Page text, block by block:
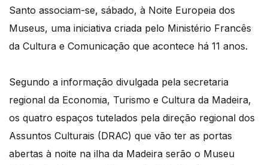
Santo associam-se, sábado, à Noite Europeia dos
Museus, uma iniciativa criada pelo Ministério Francês
da Cultura e Comunicação que acontece há 11 anos.
Segundo a informação divulgada pela secretaria
regional da Economia, Turismo e Cultura da Madeira,
os quatro espaços tutelados pela direção regional dos
Assuntos Culturais (DRAC) que vão ter as portas
abertas à noite na ilha da Madeira serão o Museu